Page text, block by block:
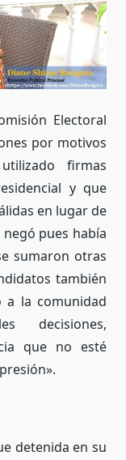
Electoral
por motivos
firmas
y que
en lugar de
pues había
sumaron otras
también
a la comunidad
decisiones,
que no esté
detenida en su